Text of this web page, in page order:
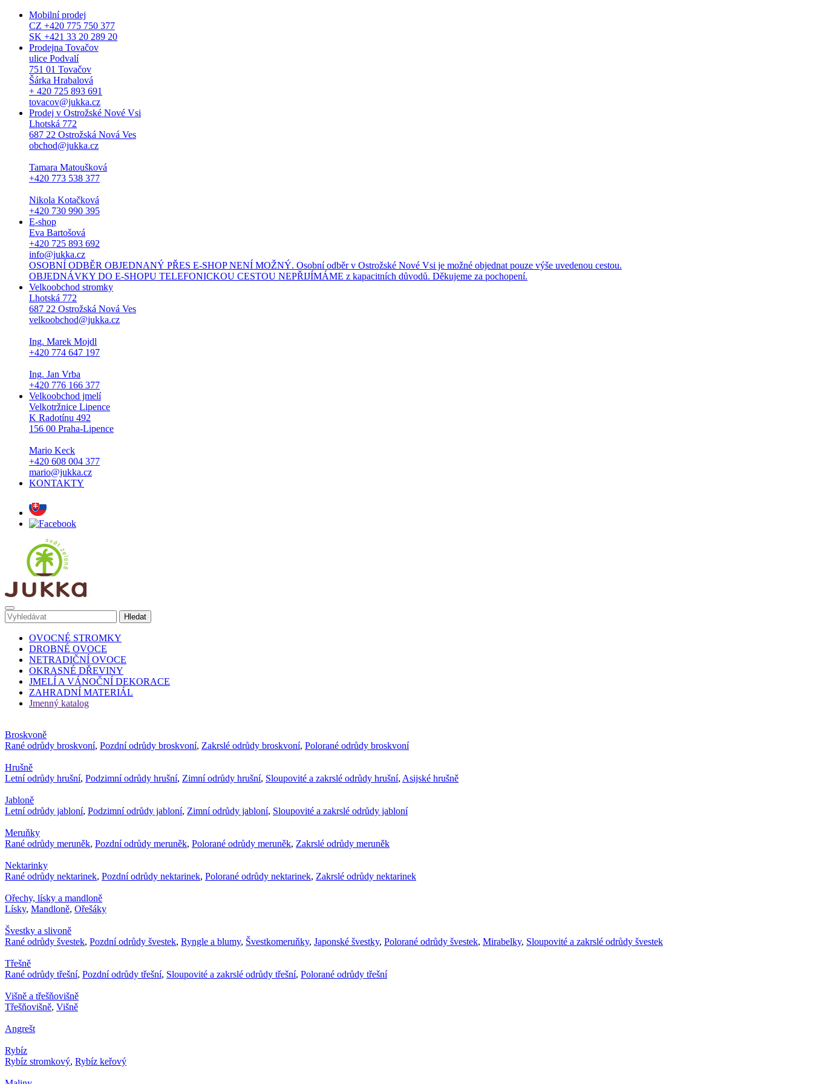
Mobilní prodej
CZ +420 775 750 377
SK +421 33 20 289 20
Prodejna Tovačov
ulice Podvalí
751 01 Tovačov
Šárka Hrabalová
+ 420 725 893 691
tovacov@jukka.cz
Prodej v Ostrožské Nové Vsi
Lhotská 772
687 22 Ostrožská Nová Ves
obchod@jukka.cz
Tamara Matoušková
+420 773 538 377
Nikola Kotačková
+420 730 990 395
E-shop
Eva Bartošová
+420 725 893 692
info@jukka.cz
OSOBNÍ ODBĚR OBJEDNANÝ PŘES E-SHOP NENÍ MOŽNÝ. Osobní odběr v Ostrožské Nové Vsi je možné objednat pouze výše uvedenou cestou.
OBJEDNÁVKY DO E-SHOPU TELEFONICKOU CESTOU NEPŘIJÍMÁME z kapacitních důvodů. Děkujeme za pochopení.
Velkoobchod stromky
Lhotská 772
687 22 Ostrožská Nová Ves
velkoobchod@jukka.cz
Ing. Marek Mojdl
+420 774 647 197
Ing. Jan Vrba
+420 776 166 377
Velkoobchod jmelí
Velkotržnice Lipence
K Radotínu 492
156 00 Praha-Lipence
Mario Keck
+420 608 004 377
mario@jukka.cz
KONTAKTY
OVOCNÉ STROMKY
DROBNÉ OVOCE
NETRADIČNÍ OVOCE
OKRASNÉ DŘEVINY
JMELÍ A VÁNOČNÍ DEKORACE
ZAHRADNÍ MATERIÁL
Jmenný katalog
Broskvoně
Rané odrůdy broskvoní, Pozdní odrůdy broskvoní, Zakrslé odrůdy broskvoní, Polorané odrůdy broskvoní
Hrušně
Letní odrůdy hrušní, Podzimní odrůdy hrušní, Zimní odrůdy hrušní, Sloupovité a zakrslé odrůdy hrušní, Asijské hrušně
Jabloně
Letní odrůdy jabloní, Podzimní odrůdy jabloní, Zimní odrůdy jabloní, Sloupovité a zakrslé odrůdy jabloní
Meruňky
Rané odrůdy meruněk, Pozdní odrůdy meruněk, Polorané odrůdy meruněk, Zakrslé odrůdy meruněk
Nektarinky
Rané odrůdy nektarinek, Pozdní odrůdy nektarinek, Polorané odrůdy nektarinek, Zakrslé odrůdy nektarinek
Ořechy, lísky a mandloně
Lísky, Mandloně, Ořešáky
Švestky a slivoně
Rané odrůdy švestek, Pozdní odrůdy švestek, Ryngle a blumy, Švestkomeruňky, Japonské švestky, Polorané odrůdy švestek, Mirabelky, Sloupovité a zakrslé odrůdy švestek
Třešně
Rané odrůdy třešní, Pozdní odrůdy třešní, Sloupovité a zakrslé odrůdy třešní, Polorané odrůdy třešní
Višně a třešňovišně
Třešňovišně, Višně
Angrešt
Rybíz
Rybíz stromkový, Rybíz keřový